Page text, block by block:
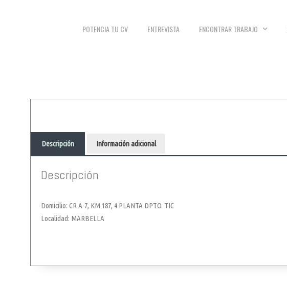
POTENCIA TU CV ENTREVISTA ENCONTRAR TRABAJO
Descripción Información adicional
Descripción
Domicilio: CR A-7, KM 187, 4 PLANTA DPTO. TIC
Localidad: MARBELLA